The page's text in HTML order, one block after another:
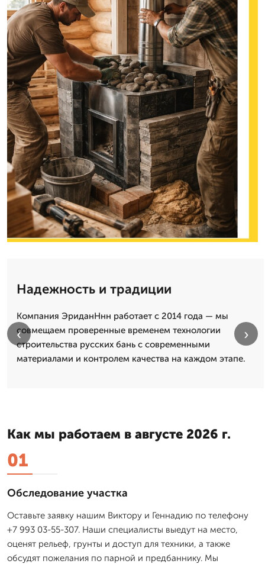
Надежность и традиции
Компания ЭриданНнн работает с 2014 года — мы
совмещаем проверенные временем технологии
строительства русских бань с современными
материалами и контролем качества на каждом этапе.
‹ ›
Как мы работаем в августе 2026 г.
01
Обследование участка
Оставьте заявку нашим Виктору и Геннадию по телефону
+7 993 03-55-307. Наши специалисты выедут на место,
оценят рельеф, грунты и доступ для техники, а также
обсудят пожелания по парной и предбаннику. Мы